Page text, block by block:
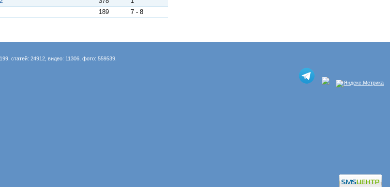
189 7 - 8
статей: 24912, видео: 11306, фото: 559539.